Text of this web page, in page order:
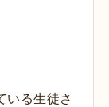
いる生徒さ